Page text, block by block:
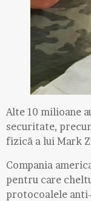
Alte 10 milioane
securitate,
fizică a lui Mark
Compania
pentru care
protocoalele